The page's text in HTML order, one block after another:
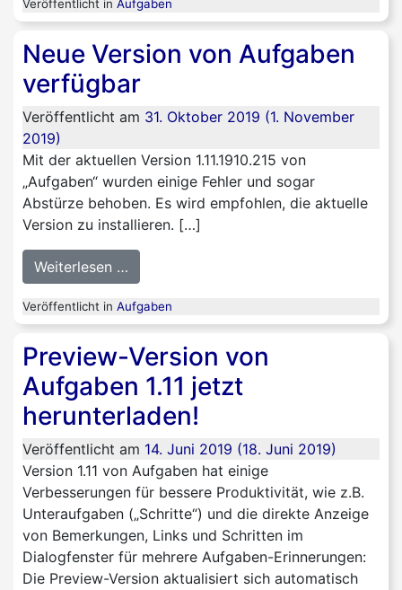
Veröffentlicht in Aufgaben
Neue Version von Aufgaben
verfügbar
Veröffentlicht am 31. Oktober 2019 (1. November
2019)
Mit der aktuellen Version 1.11.1910.215 von
„Aufgaben“ wurden einige Fehler und sogar
Abstürze behoben. Es wird empfohlen, die aktuelle
Version zu installieren. […]
Weiterlesen …
Veröffentlicht in Aufgaben
Preview-Version von
Aufgaben 1.11 jetzt
herunterladen!
Veröffentlicht am 14. Juni 2019 (18. Juni 2019)
Version 1.11 von Aufgaben hat einige
Verbesserungen für bessere Produktivität, wie z.B.
Unteraufgaben („Schritte“) und die direkte Anzeige
von Bemerkungen, Links und Schritten im
Dialogfenster für mehrere Aufgaben-Erinnerungen:
Die Preview-Version aktualisiert sich automatisch